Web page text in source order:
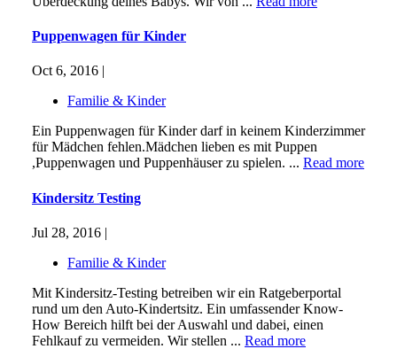
Puppenwagen für Kinder
Oct 6, 2016 |
Familie & Kinder
Ein Puppenwagen für Kinder darf in keinem Kinderzimmer
für Mädchen fehlen.Mädchen lieben es mit Puppen
,Puppenwagen und Puppenhäuser zu spielen. ... Read more
Kindersitz Testing
Jul 28, 2016 |
Familie & Kinder
Mit Kindersitz-Testing betreiben wir ein Ratgeberportal
rund um den Auto-Kindertsitz. Ein umfassender Know-
How Bereich hilft bei der Auswahl und dabei, einen
Fehlkauf zu vermeiden. Wir stellen ... Read more